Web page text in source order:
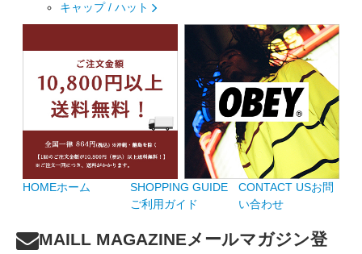
キャップ / ハット
HOMEホーム
SHOPPING GUIDE
ご利用ガイド
CONTACT USお問
い合わせ
MAILL MAGAZINEメールマガジン登